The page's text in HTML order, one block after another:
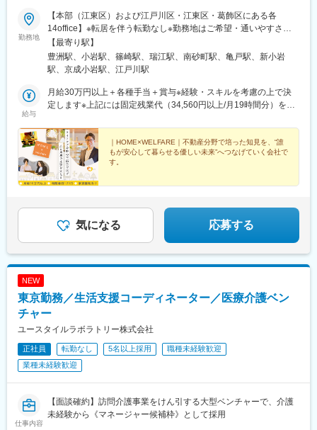
勤務地
【本部（江東区）および江戸川区・江東区・葛飾区にある各
14office】※転居を伴う転勤なし※勤務地はご希望・通いやすさを
考慮の上で決定します＼現在の目標は「2029年中に30拠点」／
2026年7月に1６、17、18棟目となるofficeのOPENを控え、2026
年中に19、20棟目、2027年中に21、22、23棟目、そして2029年
強化しながら規模拡大を目指していく予定です。■本部/東京都江
東区枝川1-15-9＜アクセス＞・東京メトロ有楽町線「豊洲駅」よ
篠崎/北小岩/西小岩/南小岩/西小岩＼江戸川区エリアの魅力／都心
でありながら川・海・公園など自然を感じられるエリアです。
【江東区】・東砂/亀戸＼江東区エリアの魅力／下町情緒と湾岸エ
リアの開放感が共存するエリアです。【葛飾区】・新小岩＼葛飾
区エリアの魅力／柴又や亀有など親しみやすい街並みが広がり、
【最寄り駅】
豊洲駅、小岩駅、篠崎駅、瑞江駅、南砂町駅、亀戸駅、新小岩
駅、京成小岩駅、江戸川駅
給与
月給30万円以上＋各種手当＋賞与※経験・スキルを考慮の上で決
定します※上記には固定残業代（34,560円以上/月19時間分）を含
＼資格取得＆キャリアアップサポートあり／ライフケアのお仕事
は、AIでは替えがきかないことから今非常に注目されている分野
です。希望に応じて「サービス管理責任者」「相談支援専門員研
修」「移動支援従事者」「ケアマネージャー」などの資格取得支
援も行っており、より安定性を担保しながら将来に向けてキャリ
｜HOME×WELFARE｜不動産分野で培った知見を、“誰
もが安心して暮らせる優しい未来”へつなげていく会社で
す。
気になる 応募する
NEW
東京勤務／生活支援コーディネーター／医療介護ベン
チャー
ユースタイルラボラトリー株式会社
正社員 転勤なし 5名以上採用
職種未経験歓迎
業種未経験歓迎
仕事内容
【面談確約】訪問介護事業をけん引する大型ベンチャーで、介護
未経験から《マネージャー候補枠》として採用